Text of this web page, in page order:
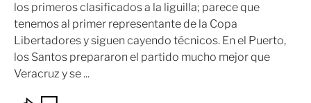
los primeros clasificados a la liguilla; parece que
tenemos al primer representante de la Copa
Libertadores y siguen cayendo técnicos. En el Puerto,
los Santos prepararon el partido mucho mejor que
Veracruz y se ...